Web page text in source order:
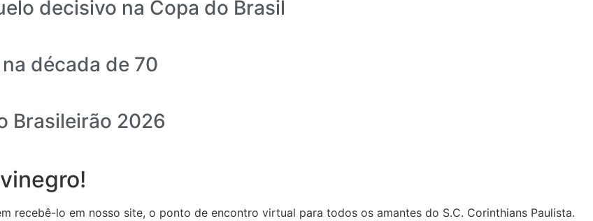
decisivo na Copa do Brasil
década de 70
Brasileirão 2026
recebê-lo em nosso site, o ponto de encontro virtual para todos os amantes do S.C. Corinthians Paulista.